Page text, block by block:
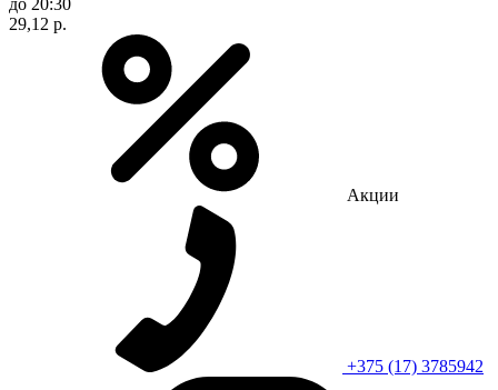
29,12 р.
Акции
+375 (17) 3785942